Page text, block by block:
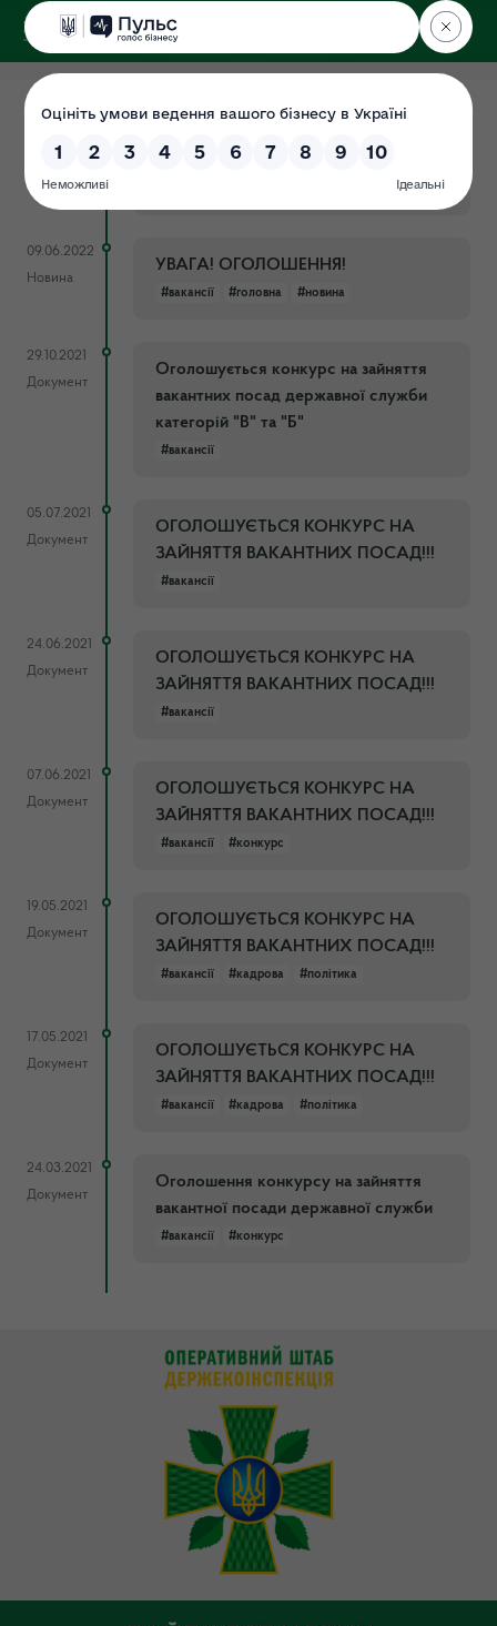
ДЕРЖЕКОІНСПЕКЦІЯ
15.03.2023
Новина
посаду
09.06.2022
Новина
УВАГА! ОГОЛОШЕННЯ!
#вакансії #головна #новина
29.10.2021
Документ
Оголошується конкурс на зайняття
вакантних посад державної служби
категорій "В" та "Б"
#вакансії
05.07.2021
Документ
ОГОЛОШУЄТЬСЯ КОНКУРС НА
ЗАЙНЯТТЯ ВАКАНТНИХ ПОСАД!!!
#вакансії
24.06.2021
Документ
ОГОЛОШУЄТЬСЯ КОНКУРС НА
ЗАЙНЯТТЯ ВАКАНТНИХ ПОСАД!!!
#вакансії
07.06.2021
Документ
ОГОЛОШУЄТЬСЯ КОНКУРС НА
ЗАЙНЯТТЯ ВАКАНТНИХ ПОСАД!!!
#вакансії #конкурс
19.05.2021
Документ
ОГОЛОШУЄТЬСЯ КОНКУРС НА
ЗАЙНЯТТЯ ВАКАНТНИХ ПОСАД!!!
#вакансії #кадрова #політика
17.05.2021
Документ
ОГОЛОШУЄТЬСЯ КОНКУРС НА
ЗАЙНЯТТЯ ВАКАНТНИХ ПОСАД!!!
#вакансії #кадрова #політика
24.03.2021
Документ
Оголошення конкурсу на зайняття
вакантної посади державної служби
#вакансії #конкурс